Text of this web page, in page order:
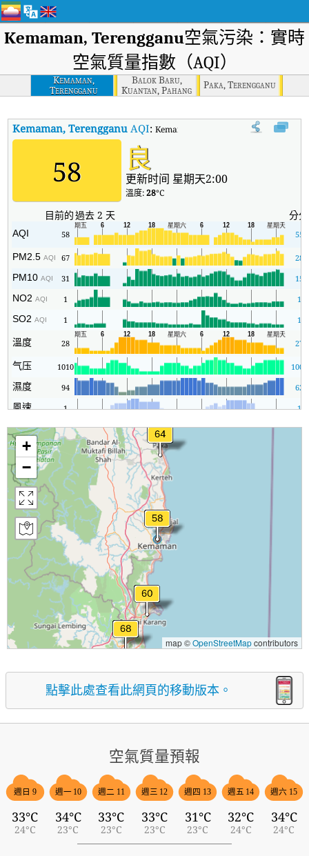
Kemaman, Terengganu空氣污染：實時
空氣質量指數（AQI）
Kemaman,
Terengganu
Balok Baru,
Kuantan, Pahang
Paka, Terengganu
Kemaman, Terengganu AQI:Kemaman, Terengganu實時空氣質量指
58 良
更新时间 星期天2:00
溫度:28°C
目前的過去 2 天 分
AQI 58 55
PM2.5AQI 67 28
PM10AQI 31 15
NO2AQI 1 1
SO2AQI 1 1
溫度 28 27
气压 1010 1006
濕度 94 62
風速 1 1
+
−
map ©OpenStreetMapcontributors
點擊此處查看此網頁的移動版本。
空氣質量預報
週日 9
33°C
24°C
週一 10
34°C
23°C
週二 11
33°C
23°C
週三 12
33°C
23°C
週四 13
31°C
23°C
週五 14
32°C
24°C
週六 15
34°C
24°C